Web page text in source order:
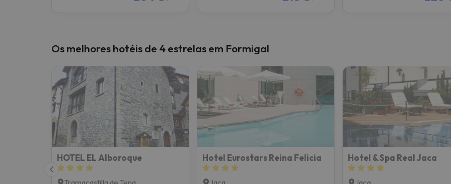
Os melhores hotéis de 4 estrelas em Formigal
HOTEL EL Alboroque Hotel Eurostars Reina Felicia Hotel & Spa Real Jaca